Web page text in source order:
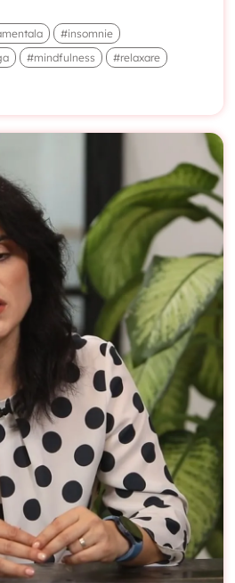
#insomnie
#mindfulness
#relaxare